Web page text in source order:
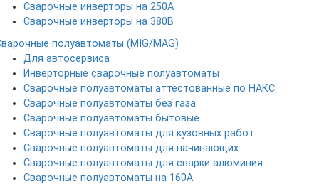
Сварочные инверторы на 250А
Сварочные инверторы на 380В
полуавтоматы (MIG/MAG)
Для автосервиса
Инверторные сварочные полуавтоматы
Сварочные полуавтоматы аттестованные по НАКС
Сварочные полуавтоматы без газа
Сварочные полуавтоматы бытовые
Сварочные полуавтоматы для кузовных работ
Сварочные полуавтоматы для начинающих
Сварочные полуавтоматы для сварки алюминия
Сварочные полуавтоматы на 160А